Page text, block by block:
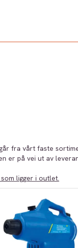
fra vårt faste
er på vei ut av
ligger i outlet.